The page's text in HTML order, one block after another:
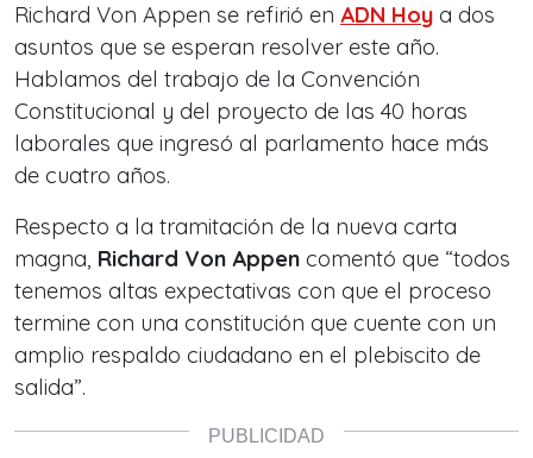
Richard Von Appen se refirió en ADN Hoy a dos
asuntos que se esperan resolver este año.
Hablamos del trabajo de la Convención
Constitucional y del proyecto de las 40 horas
laborales que ingresó al parlamento hace más
de cuatro años.
Respecto a la tramitación de la nueva carta
magna, Richard Von Appen comentó que “todos
tenemos altas expectativas con que el proceso
termine con una constitución que cuente con un
amplio respaldo ciudadano en el plebiscito de
salida”.